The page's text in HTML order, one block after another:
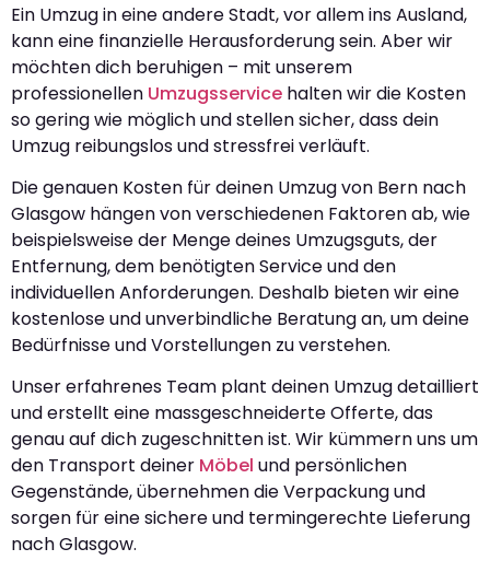
Ein Umzug in eine andere Stadt, vor allem ins Ausland,
kann eine finanzielle Herausforderung sein. Aber wir
möchten dich beruhigen – mit unserem
professionellen Umzugsservice halten wir die Kosten
so gering wie möglich und stellen sicher, dass dein
Umzug reibungslos und stressfrei verläuft.
Die genauen Kosten für deinen Umzug von Bern nach
Glasgow hängen von verschiedenen Faktoren ab, wie
beispielsweise der Menge deines Umzugsguts, der
Entfernung, dem benötigten Service und den
individuellen Anforderungen. Deshalb bieten wir eine
kostenlose und unverbindliche Beratung an, um deine
Bedürfnisse und Vorstellungen zu verstehen.
Unser erfahrenes Team plant deinen Umzug detailliert
und erstellt eine massgeschneiderte Offerte, das
genau auf dich zugeschnitten ist. Wir kümmern uns um
den Transport deiner Möbel und persönlichen
Gegenstände, übernehmen die Verpackung und
sorgen für eine sichere und termingerechte Lieferung
nach Glasgow.